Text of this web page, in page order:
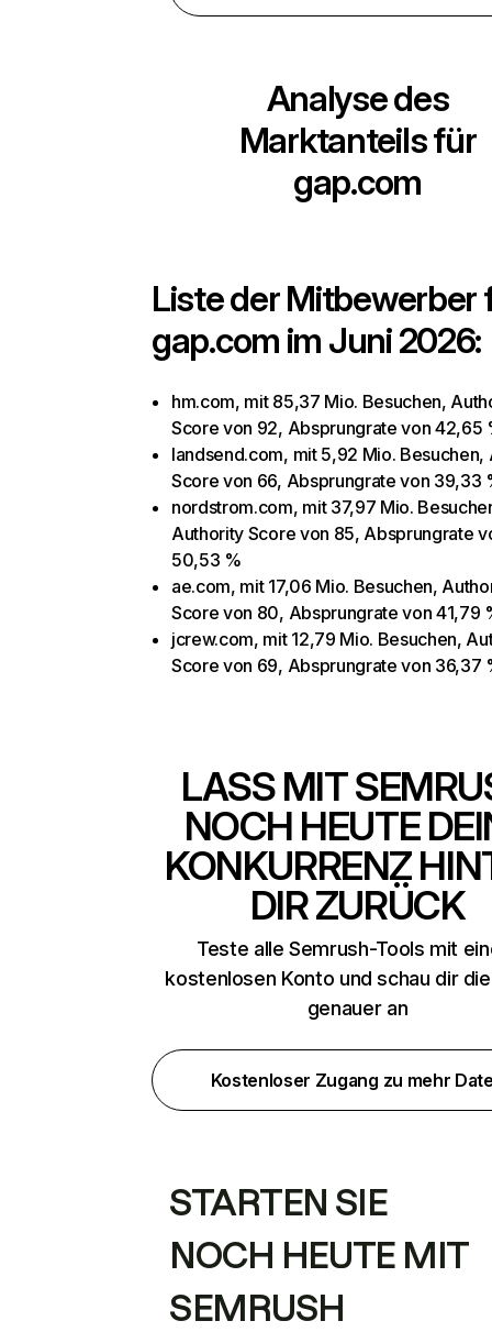
Analyse des
Marktanteils für
gap.com
Liste der Mitbewerber
gap.com im Juni 2026:
hm.com, mit 85,37 Mio. Besuchen,
Score von 92, Absprungrate von 42,65
landsend.com, mit 5,92 Mio. Besuchen,
Score von 66, Absprungrate von 39,33
nordstrom.com, mit 37,97 Mio.
Authority Score von 85, Absprungrate
50,53 %
ae.com, mit 17,06 Mio. Besuchen,
Score von 80, Absprungrate von 41,79
jcrew.com, mit 12,79 Mio. Besuchen,
Score von 69, Absprungrate von 36,37
LASS MIT
NOCH HEUTE
KONKURRENZ
DIR ZURÜCK
Teste alle Semrush-Tools mit
kostenlosen Konto und schau dir
genauer an
Kostenloser Zugang zu mehr
STARTEN SIE
NOCH HEUTE MIT
SEMRUSH